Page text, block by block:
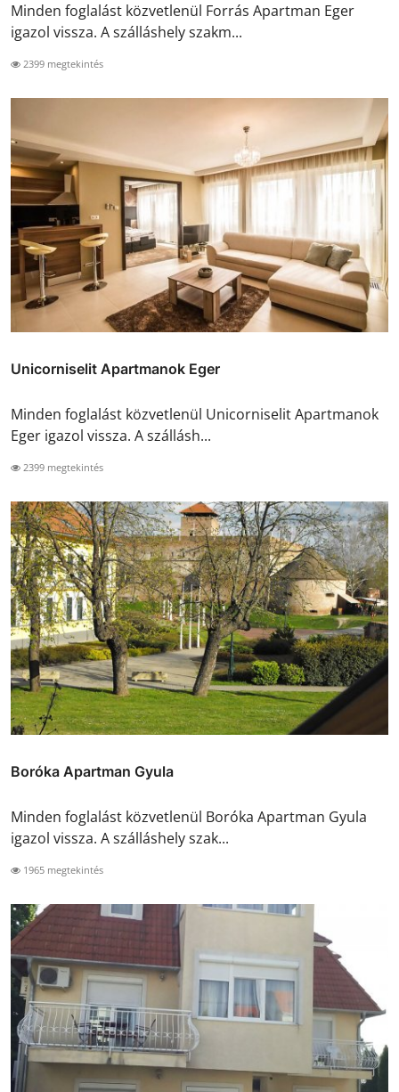
Minden foglalást közvetlenül Forrás Apartman Eger
igazol vissza. A szálláshely szakm...
2399 megtekintés
Unicorniselit Apartmanok Eger
Minden foglalást közvetlenül Unicorniselit Apartmanok
Eger igazol vissza. A szállásh...
2399 megtekintés
Boróka Apartman Gyula
Minden foglalást közvetlenül Boróka Apartman Gyula
igazol vissza. A szálláshely szak...
1965 megtekintés